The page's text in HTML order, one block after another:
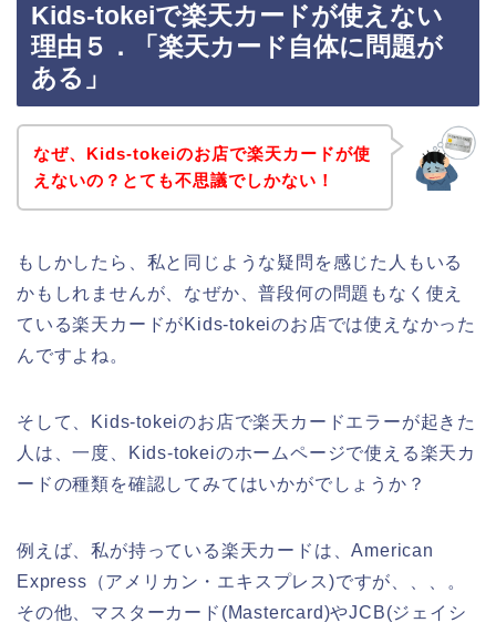
Kids-tokeiで楽天カードが使えない
理由５．「楽天カード自体に問題が
ある」
なぜ、Kids-tokeiのお店で楽天カードが使
えないの？とても不思議でしかない！
もしかしたら、私と同じような疑問を感じた人もいる
かもしれませんが、なぜか、普段何の問題もなく使え
ている楽天カードがKids-tokeiのお店では使えなかった
んですよね。
そして、Kids-tokeiのお店で楽天カードエラーが起きた
人は、一度、Kids-tokeiのホームページで使える楽天カ
ードの種類を確認してみてはいかがでしょうか？
例えば、私が持っている楽天カードは、American
Express（アメリカン・エキスプレス)ですが、、、。
その他、マスターカード(Mastercard)やJCB(ジェイシ